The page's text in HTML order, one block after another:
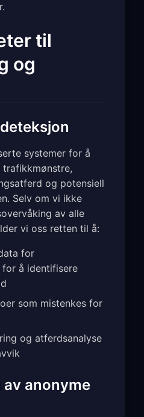
til
og
systemer for å
trafikkmønstre,
og potensiell
Selv om vi ikke
av alle
vi oss retten til å:
for
å identifisere
som mistenkes for
og atferdsanalyse
av anonyme